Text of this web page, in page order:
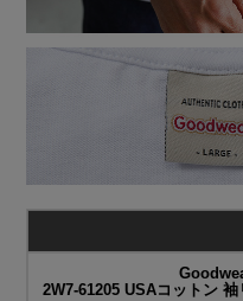
2W7-61205 USAコットン